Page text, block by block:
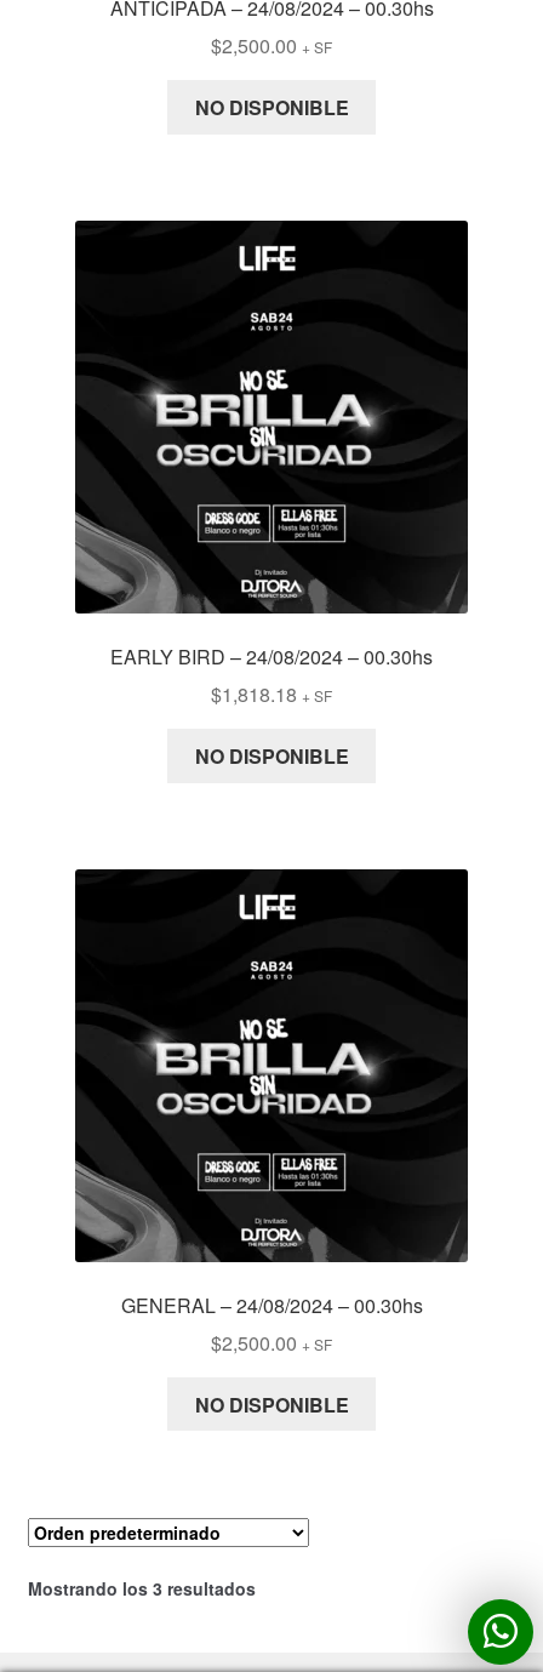
ANTICIPADA – 24/08/2024 – 00.30hs
$2,500.00 + SF
NO DISPONIBLE
EARLY BIRD – 24/08/2024 – 00.30hs
$1,818.18 + SF
NO DISPONIBLE
GENERAL – 24/08/2024 – 00.30hs
$2,500.00 + SF
NO DISPONIBLE
Mostrando los 3 resultados